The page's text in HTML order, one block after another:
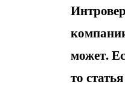
может.
то